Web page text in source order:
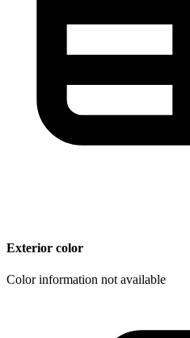
Exterior color
Color information not available